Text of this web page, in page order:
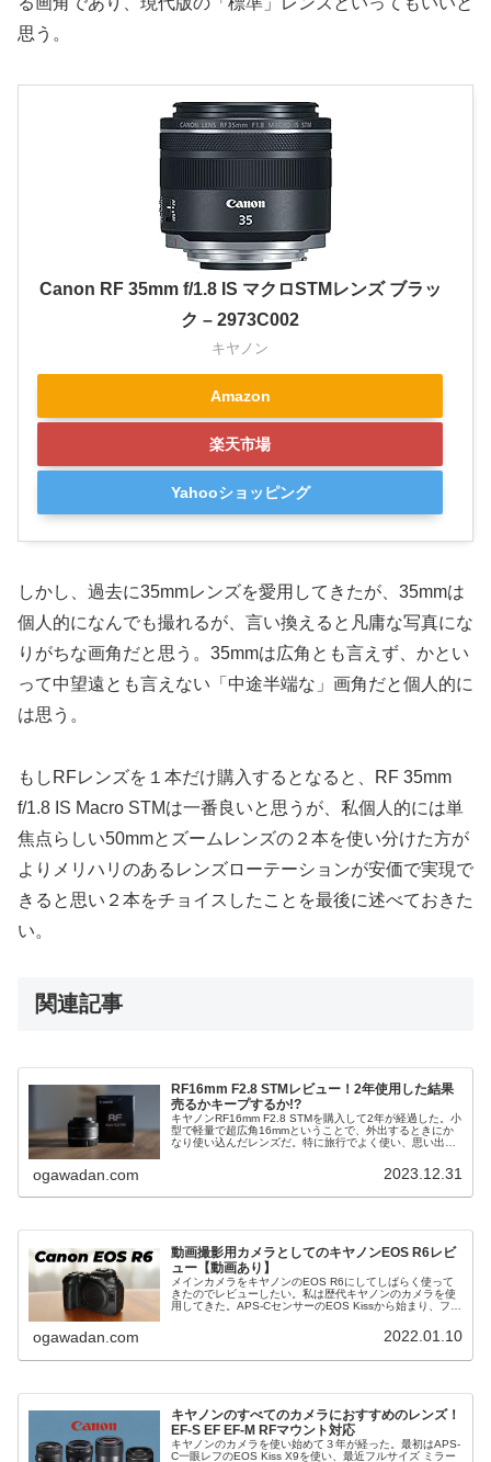
思う。
Canon RF 35mm f/1.8 IS マクロSTMレンズ ブラッ
ク – 2973C002
キヤノン
Amazon
楽天市場
Yahooショッピング
しかし、過去に35mmレンズを愛用してきたが、35mmは
個人的になんでも撮れるが、言い換えると凡庸な写真にな
りがちな画角だと思う。35mmは広角とも言えず、かとい
って中望遠とも言えない「中途半端な」画角だと個人的に
は思う。
もしRFレンズを１本だけ購入するとなると、RF 35mm
f/1.8 IS Macro STMは一番良いと思うが、私個人的には単
焦点らしい50mmとズームレンズの２本を使い分けた方が
よりメリハリのあるレンズローテーションが安価で実現で
きると思い２本をチョイスしたことを最後に述べておきた
い。
関連記事
RF16mm F2.8 STMレビュー！2年使用した結果
売るかキープするか!?
キヤノンRF16mm F2.8 STMを購入して2年が経過した。小
型で軽量で超広角16mmということで、外出するときにか
なり使い込んだレンズだ。特に旅行でよく使い、思い出を
ogawadan.com 2023.12.31
動画撮影用カメラとしてのキヤノンEOS R6レビ
ュー【動画あり】
メインカメラをキヤノンのEOS R6にしてしばらく使って
きたのでレビューしたい。私は歴代キヤノンのカメラを使
用してきた。APS-CセンサーのEOS Kissから始まり、フル
ogawadan.com 2022.01.10
キヤノンのすべてのカメラにおすすめのレンズ！
EF-S EF EF-M RFマウント対応
キヤノンのカメラを使い始めて３年が経った。最初はAPS-
C一眼レフのEOS Kiss X9を使い、最近フルサイズ ミラー